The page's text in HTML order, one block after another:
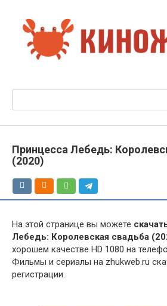
контенту
Принцесса Лебедь:
(2020)
На этой странице вы можете
Лебедь: Королевская свадьба
хорошем качестве HD 1080 на
Фильмы и сериалы на zhukweb.ru
регистрации.